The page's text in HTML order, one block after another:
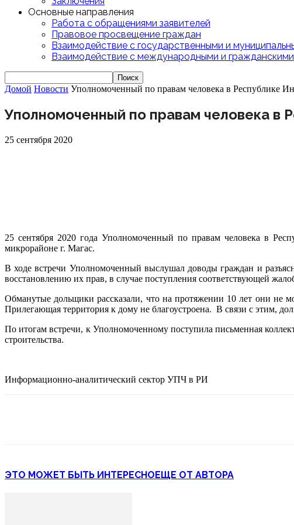
Основные направления
Работа с обращениями заявителей
Правовое просвещение граждан
Взаимодействие с государственными и
Взаимодействие с международными и гражданскими
Домой Новости Уполномоченный по правам человека в Республике
Уполномоченный по правам человека в
25 сентября 2020
25 сентября 2020 года Уполномоченный по правам человека в
микрорайоне г. Магас.
В ходе встречи Уполномоченный выслушал доводы граждан и
восстановлению их прав, в случае поступления соответствующей
Обманутые дольщики рассказали, что на протяжении 10 лет они не
Прилегающая территория к дому не благоустроена. В связи с этим,
По итогам встречи, к Уполномоченному поступила письменная
строительства.
Информационно-аналитический сектор УПЧ в РИ
ЭТО МОЖЕТ БЫТЬ ИНТЕРЕСНОЕЩЕ ОТ АВТОРА